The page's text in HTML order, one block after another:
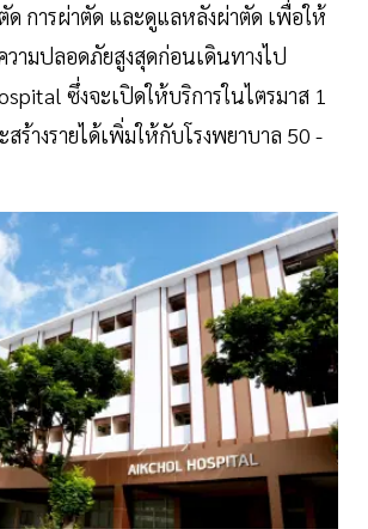
ด การผ่าตัด และดูแลหลังผ่าตัด เพื่อให้
วามปลอดภัยสูงสุดก่อนเดินทางไป
ซึ่งจะเปิดให้บริการในไตรมาส 1
ร้างรายได้เพิ่มให้กับโรงพยาบาล 50 -